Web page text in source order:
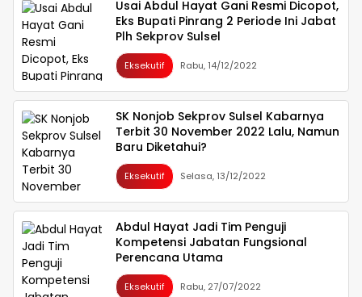
Usai Abdul Hayat Gani Resmi Dicopot,
Eks Bupati Pinrang 2 Periode Ini Jabat
Plh Sekprov Sulsel
Eksekutif Rabu, 14/12/2022
SK Nonjob Sekprov Sulsel Kabarnya
Terbit 30 November 2022 Lalu, Namun
Baru Diketahui?
Eksekutif Selasa, 13/12/2022
Abdul Hayat Jadi Tim Penguji
Kompetensi Jabatan Fungsional
Perencana Utama
Eksekutif Rabu, 27/07/2022